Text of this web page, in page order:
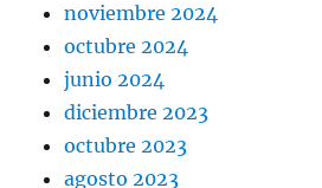
noviembre 2024
octubre 2024
junio 2024
diciembre 2023
octubre 2023
agosto 2023